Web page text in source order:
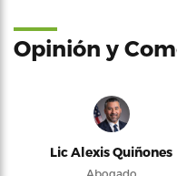
Opinión y
Lic Alexis Quiñones
Abogado